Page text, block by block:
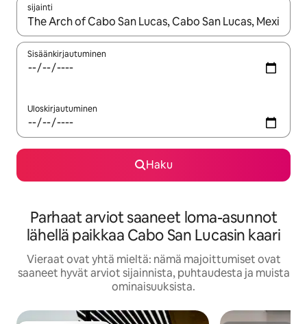
sijainti
Kun tulokset ovat saatavilla, navigoi ylös- ja alas-
Sisäänkirjautuminen
Uloskirjautuminen
Haku
Parhaat arviot saaneet loma-asunnot
lähellä paikkaa Cabo San Lucasin kaari
Vieraat ovat yhtä mieltä: nämä majoittumiset ovat
saaneet hyvät arviot sijainnista, puhtaudesta ja muista
ominaisuuksista.